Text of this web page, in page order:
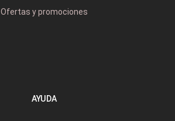
Ofertas y promociones
AYUDA